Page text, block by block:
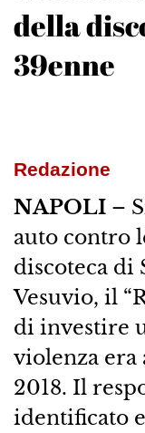
della
39enne
Redazione
NAPOLI –
auto contro
discoteca di
Vesuvio, il
di investire
violenza era
2018. Il
identificato